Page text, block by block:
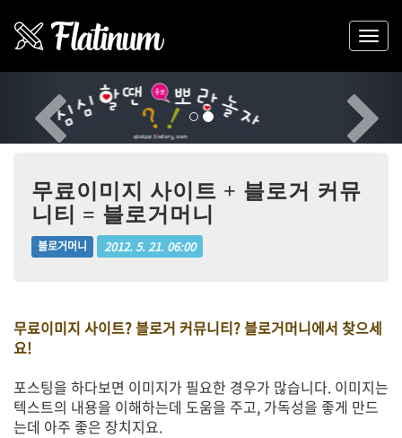
Previous
무료이미지 사이트 + 블로거 커뮤
니티 = 블로거머니
블로거머니 2012. 5. 21. 06:00
무료이미지 사이트? 블로거 커뮤니티? 블로거머니에서 찾으세
요!
포스팅을 하다보면 이미지가 필요한 경우가 많습니다. 이미지는
텍스트의 내용을 이해하는데 도움을 주고, 가독성을 좋게 만드
는데 아주 좋은 장치지요.